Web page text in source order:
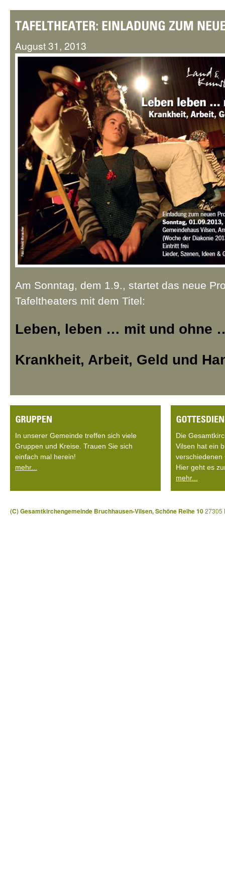
August 31, 2013
Am Sonntag, dem 1.9., startet das neue
Tafeltheaters mit dem Titel:
Leben, leben … mit und ohne
Krankheit, Arbeit, Geld und
In unserer Gemeinde treffen sich viele
Gruppen und Kreise. Trauen Sie sich
einfach mal herein!
mehr...
Die
Vilsen hat ein
verschiedenen
Hier geht es
mehr...
(C) Gesamtkirchengemeinde Bruchhausen-Vilsen, Schöne Reihe 1027305